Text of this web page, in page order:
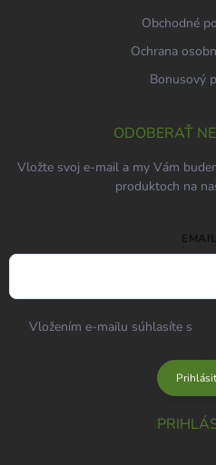
Obchodné
Ochrana
Bonusový
ODOBERAŤ
Vložte svoj e-mail a my Vám
produktoch na
EMAIL
Vložením e-mailu súhlasíte s